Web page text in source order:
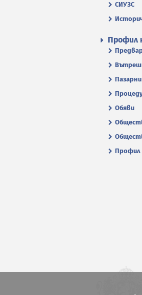
СИУЗС
Профил
Обяви
Профил